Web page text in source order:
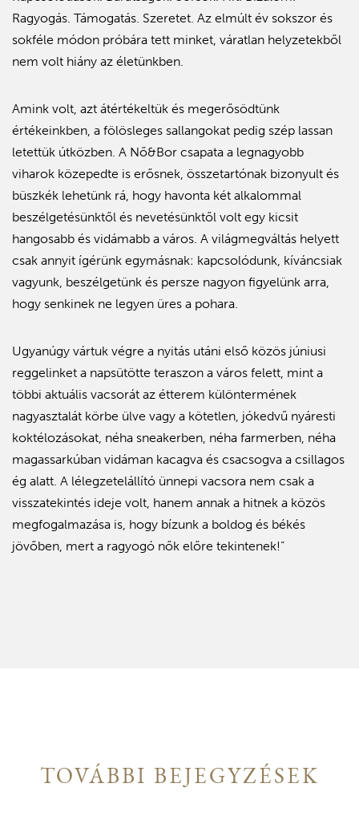
Ragyogás. Támogatás. Szeretet. Az elmúlt év sokszor és
sokféle módon próbára tett minket, váratlan helyzetekből
nem volt hiány az életünkben.
Amink volt, azt átértékeltük és megerősödtünk
értékeinkben, a fölösleges sallangokat pedig szép lassan
letettük útközben. A Nő&Bor csapata a legnagyobb
viharok közepedte is erősnek, összetartónak bizonyult és
büszkék lehetünk rá, hogy havonta két alkalommal
beszélgetésünktől és nevetésünktől volt egy kicsit
hangosabb és vidámabb a város. A világmegváltás helyett
csak annyit ígérünk egymásnak: kapcsolódunk, kíváncsiak
vagyunk, beszélgetünk és persze nagyon figyelünk arra,
hogy senkinek ne legyen üres a pohara.
Ugyanúgy vártuk végre a nyitás utáni első közös júniusi
reggelinket a napsütötte teraszon a város felett, mint a
többi aktuális vacsorát az étterem különtermének
nagyasztalát körbe ülve vagy a kötetlen, jókedvű nyáresti
koktélozásokat, néha sneakerben, néha farmerben, néha
magassarkúban vidáman kacagva és csacsogva a csillagos
ég alatt. A lélegzetelállító ünnepi vacsora nem csak a
visszatekintés ideje volt, hanem annak a hitnek a közös
megfogalmazása is, hogy bízunk a boldog és békés
jövőben, mert a ragyogó nők előre tekintenek!”
TOVÁBBI BEJEGYZÉSEK